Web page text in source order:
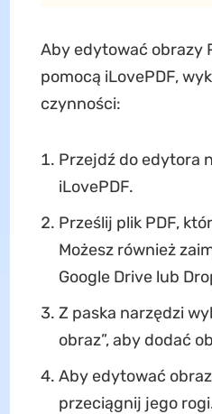
Aby edytować obrazy
pomocą iLovePDF,
czynności:
Przejdź do edytora
iLovePDF.
Prześlij plik PDF,
Możesz również
Google Drive lub
Z paska narzędzi
obraz”, aby dodać
Aby edytować
przeciągnij jego